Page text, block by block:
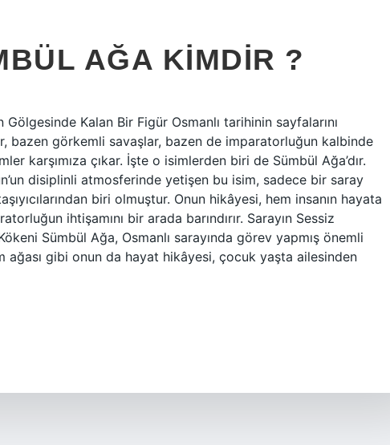
AĞA KIMDIR ?
Kalan Bir Figür Osmanlı tarihinin sayfalarını
bazen görkemli savaşlar, bazen de imparatorluğun kalbinde
karşımıza çıkar. İşte o isimlerden biri de Sümbül Ağa’dır.
disiplinli atmosferinde yetişen bu isim, sadece bir saray
biri olmuştur. Onun hikâyesi, hem insanın hayata
ihtişamını bir arada barındırır. Sarayın Sessiz
Sümbül Ağa, Osmanlı sarayında görev yapmış önemli
ağası gibi onun da hayat hikâyesi, çocuk yaşta ailesinden